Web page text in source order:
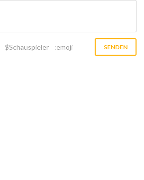
$Schauspieler :emoji